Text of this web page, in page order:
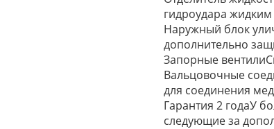
гидроудара
Наружный блок
дополнительно
Запорные
Вальцовочные
для соединения
Гарантия 2 годаУ
следующие за